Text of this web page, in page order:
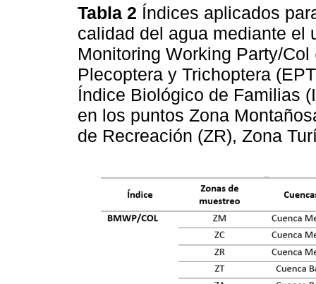
Tabla 2 Índices aplicados
calidad del agua mediante el
Monitoring Working Party/
Plecoptera y Trichoptera
Índice Biológico de Familias
en los puntos Zona
de Recreación (ZR), Zona